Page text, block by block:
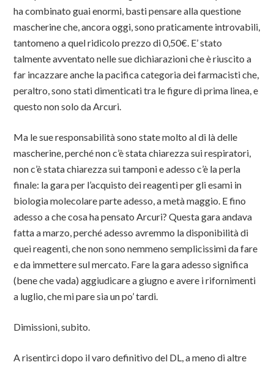
ha combinato guai enormi, basti pensare alla questione
mascherine che, ancora oggi, sono praticamente introvabili,
tantomeno a quel ridicolo prezzo di 0,50€. E’ stato
talmente avventato nelle sue dichiarazioni che è riuscito a
far incazzare anche la pacifica categoria dei farmacisti che,
peraltro, sono stati dimenticati tra le figure di prima linea, e
questo non solo da Arcuri.
Ma le sue responsabilità sono state molto al di là delle
mascherine, perché non c’è stata chiarezza sui respiratori,
non c’è stata chiarezza sui tamponi e adesso c’è la perla
finale: la gara per l’acquisto dei reagenti per gli esami in
biologia molecolare parte adesso, a metà maggio. E fino
adesso a che cosa ha pensato Arcuri? Questa gara andava
fatta a marzo, perché adesso avremmo la disponibilità di
quei reagenti, che non sono nemmeno semplicissimi da fare
e da immettere sul mercato. Fare la gara adesso significa
(bene che vada) aggiudicare a giugno e avere i rifornimenti
a luglio, che mi pare sia un po’ tardi.
Dimissioni, subito.
A risentirci dopo il varo definitivo del DL, a meno di altre